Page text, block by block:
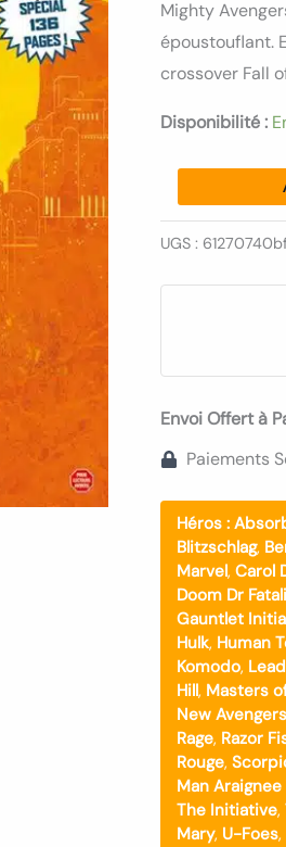
Mighty
époustouflant.
crossover Fall
Disponibilité :
UGS :
Envoi Offert à
Paiements
Héros :
Blitzschlag,
Marvel, Carol
Doom Dr
Gauntlet
Hulk, Human
Komodo,
Hill, Masters
New Avengers
Rage, Razor
Rouge,
Man
The Initiative,
Mary, U-Foes,